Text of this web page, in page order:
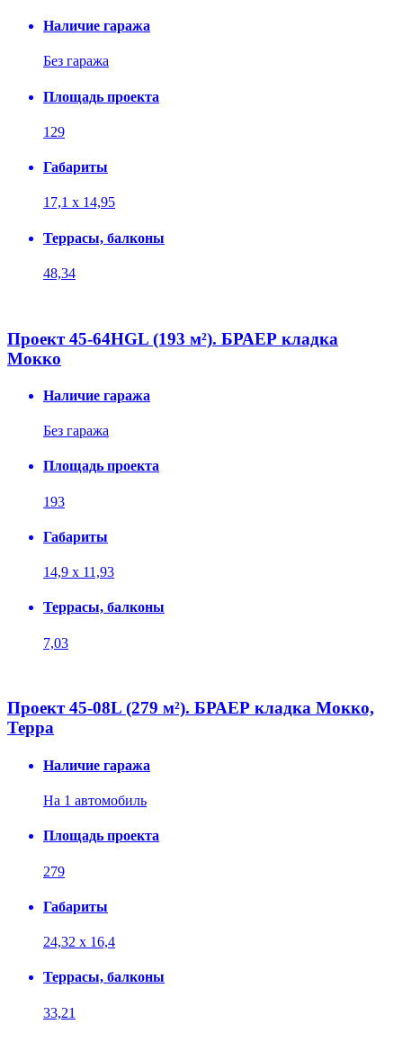
Наличие гаража
Без гаража
Площадь проекта
129
Габариты
17,1 х 14,95
Террасы, балконы
48,34
Проект 45-64HGL (193 м²). БРАЕР кладка
Мокко
Наличие гаража
Без гаража
Площадь проекта
193
Габариты
14,9 х 11,93
Террасы, балконы
7,03
Проект 45-08L (279 м²). БРАЕР кладка Мокко,
Терра
Наличие гаража
На 1 автомобиль
Площадь проекта
279
Габариты
24,32 х 16,4
Террасы, балконы
33,21